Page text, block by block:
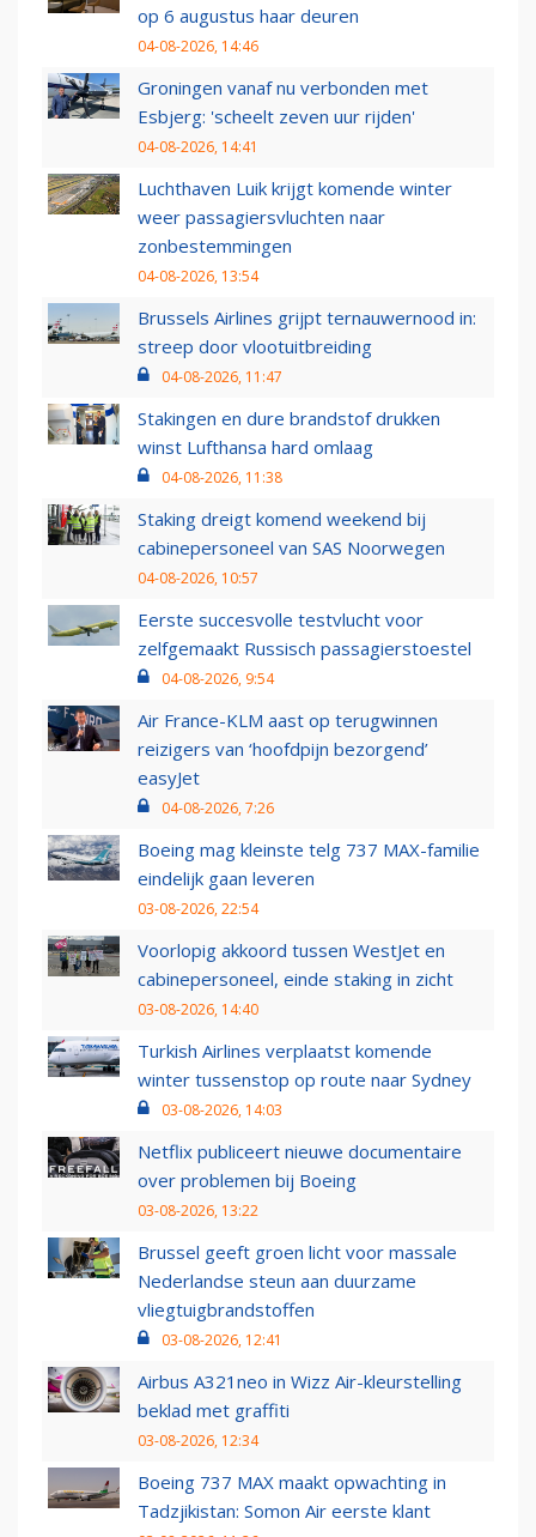
op 6 augustus haar deuren
04-08-2026, 14:46
Groningen vanaf nu verbonden met
Esbjerg: 'scheelt zeven uur rijden'
04-08-2026, 14:41
Luchthaven Luik krijgt komende winter
weer passagiersvluchten naar
zonbestemmingen
04-08-2026, 13:54
Brussels Airlines grijpt ternauwernood in:
streep door vlootuitbreiding
04-08-2026, 11:47
Stakingen en dure brandstof drukken
winst Lufthansa hard omlaag
04-08-2026, 11:38
Staking dreigt komend weekend bij
cabinepersoneel van SAS Noorwegen
04-08-2026, 10:57
Eerste succesvolle testvlucht voor
zelfgemaakt Russisch passagierstoestel
04-08-2026, 9:54
Air France-KLM aast op terugwinnen
reizigers van ‘hoofdpijn bezorgend’
easyJet
04-08-2026, 7:26
Boeing mag kleinste telg 737 MAX-familie
eindelijk gaan leveren
03-08-2026, 22:54
Voorlopig akkoord tussen WestJet en
cabinepersoneel, einde staking in zicht
03-08-2026, 14:40
Turkish Airlines verplaatst komende
winter tussenstop op route naar Sydney
03-08-2026, 14:03
Netflix publiceert nieuwe documentaire
over problemen bij Boeing
03-08-2026, 13:22
Brussel geeft groen licht voor massale
Nederlandse steun aan duurzame
vliegtuigbrandstoffen
03-08-2026, 12:41
Airbus A321neo in Wizz Air-kleurstelling
beklad met graffiti
03-08-2026, 12:34
Boeing 737 MAX maakt opwachting in
Tadzjikistan: Somon Air eerste klant